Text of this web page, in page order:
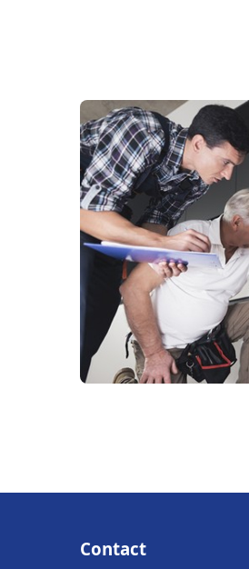
Contact